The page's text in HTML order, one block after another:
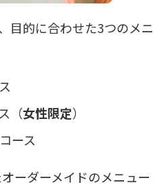
目的に合わせた3つのメニ
（女性限定）
ース
ーダーメイドのメニュー